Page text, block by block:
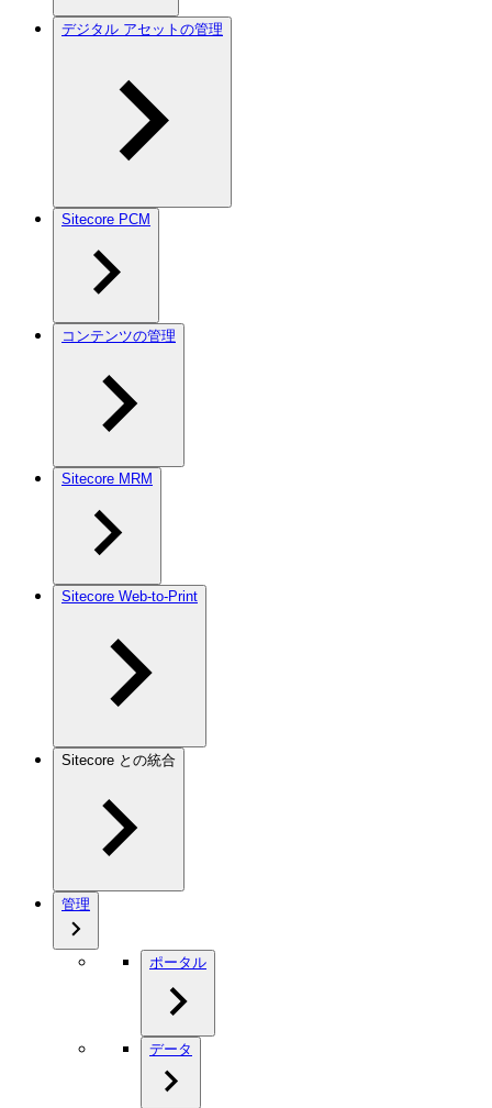
デジタル アセットの管理
Sitecore PCM
コンテンツの管理
Sitecore MRM
Sitecore Web-to-Print
Sitecore との統合
管理
ポータル
データ